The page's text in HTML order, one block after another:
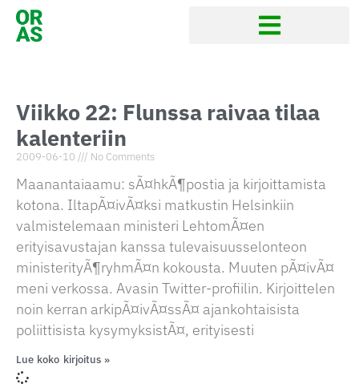
Viikko 22: Flunssa raivaa tilaa
kalenteriin
2009-06-10 No Comments
Maanantaiaamu: sÃ¤hkÃ¶postia ja kirjoittamista
kotona. IltapÃ¤ivÃ¤ksi matkustin Helsinkiin
valmistelemaan ministeri LehtomÃ¤en
erityisavustajan kanssa tulevaisuusselonteon
ministerityÃ¶ryhmÃ¤n kokousta. Muuten pÃ¤ivÃ¤
meni verkossa. Avasin Twitter-profiilin. Kirjoittelen
noin kerran arkipÃ¤ivÃ¤ssÃ¤ ajankohtaisista
poliittisista kysymyksistÃ¤, erityisesti
Lue koko kirjoitus »